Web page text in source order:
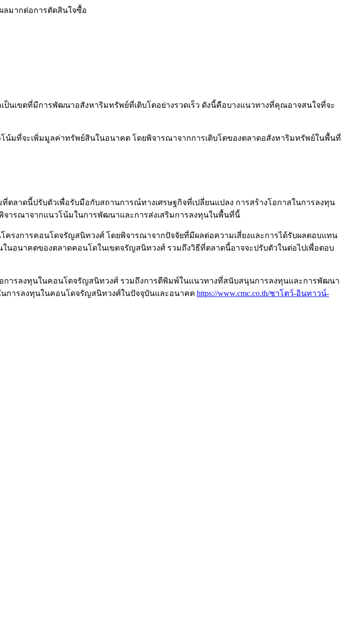
ลมากต่อการตัดสินใจซื้อ
นเขตที่มีการพัฒนาอสังหาริมทรัพย์ที่เติบโตอย่างรวดเร็ว ดังนี้คือบางแนวทางที่คุณอาจสนใจที่จะ
มที่จะเพิ่มมูลค่าทรัพย์สินในอนาคต โดยพิจารณาจากการเติบโตของตลาดอสังหาริมทรัพย์ในพื้นที่
ลาดนี้ปรับตัวเพื่อรับมือกับสถานการณ์ทางเศรษฐกิจที่เปลี่ยนแปลง การสร้างโอกาสในการลงทุน
ารณาจากแนวโน้มในการพัฒนาและการส่งเสริมการลงทุนในพื้นที่นี้
ครงการคอนโดจรัญสนิทวงศ์ โดยพิจารณาจากปัจจัยที่มีผลต่อความเสี่ยงและการได้รับผลตอบแทน
นอนาคตของตลาดคอนโดในเขตจรัญสนิทวงศ์ รวมถึงวิธีที่ตลาดนี้อาจจะปรับตัวในต่อไปเพื่อตอบ
ารลงทุนในคอนโดจรัญสนิทวงศ์ รวมถึงการตีพิมพ์ในแนวทางที่สนับสนุนการลงทุนและการพัฒนา
การลงทุนในคอนโดจรัญสนิทวงศ์ในปัจจุบันและอนาคต https://www.cmc.co.th/ชาโตว์-อินทาวน์-